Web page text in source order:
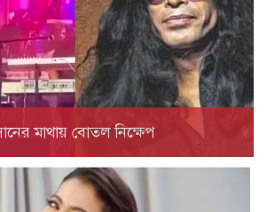
মাথায় বোতল নিক্ষেপ